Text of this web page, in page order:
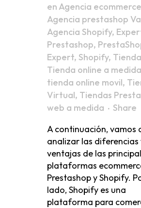
en Agencia ecommerce
Agencia prestashop
Agencia Shopify,
Prestashop,
Expert, Shopify,
Tienda online a medida
tienda online movil,
Virtual, Tiendas
web a medida
Share
A continuación, vamos
analizar las diferencias
ventajas de las
plataformas
Prestashop y Shopify.
lado, Shopify es una
plataforma para